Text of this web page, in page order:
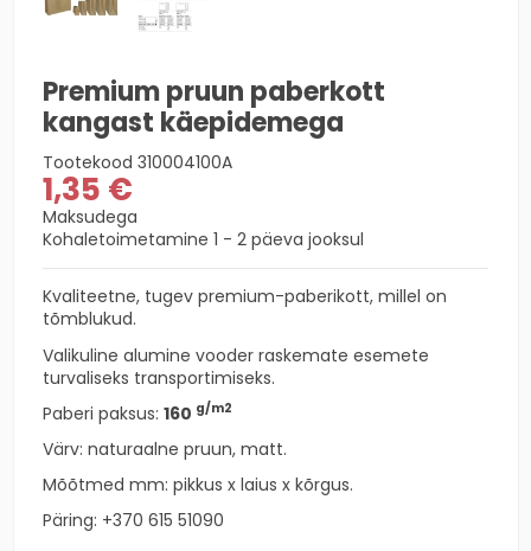
Premium pruun paberkott
kangast käepidemega
Tootekood 310004100A
1,35 €
Maksudega
Kohaletoimetamine 1 - 2 päeva jooksul
Kvaliteetne, tugev premium-paberikott, millel on
tõmblukud.
Valikuline alumine vooder raskemate esemete
turvaliseks transportimiseks.
Paberi paksus: 160 g/m2
Värv: naturaalne pruun, matt.
Mõõtmed mm: pikkus x laius x kõrgus.
Päring: +370 615 51090